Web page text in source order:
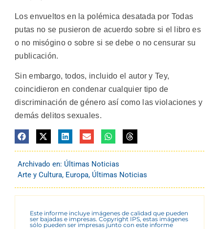
Los envueltos en la polémica desatada por Todas
putas no se pusieron de acuerdo sobre si el libro es
o no misógino o sobre si se debe o no censurar su
publicación.
Sin embargo, todos, incluido el autor y Tey,
coincidieron en condenar cualquier tipo de
discriminación de género así como las violaciones y
demás delitos sexuales.
Archivado en: Últimas Noticias
Arte y Cultura, Europa, Últimas Noticias
Este informe incluye imágenes de calidad que pueden
ser bajadas e impresas. Copyright IPS, estas imágenes
sólo pueden ser impresas junto con este informe